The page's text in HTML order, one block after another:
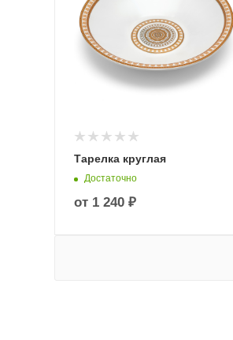
Тарелка круглая
Достаточно
от 1 240 ₽